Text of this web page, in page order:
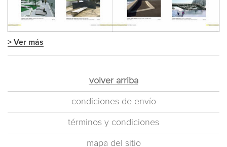
> Ver más
volver arriba
condiciones de envío
términos y condiciones
mapa del sitio